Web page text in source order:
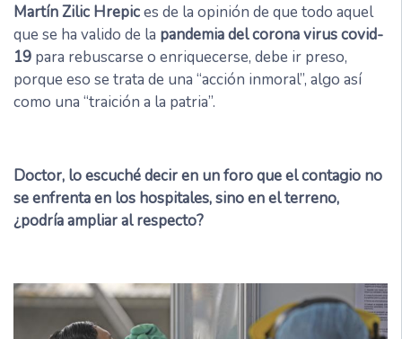
Martín Zilic Hrepices de la opinión de que todo aquel
que se ha valido de la pandemia del corona virus covid-
19 para rebuscarse o enriquecerse, debe ir preso,
porque eso se trata de una “acción inmoral”, algo así
como una “traición a la patria”.
Doctor, lo escuché decir en un foro que el contagio no
se enfrenta en los hospitales, sino en el terreno,
¿podría ampliar al respecto?